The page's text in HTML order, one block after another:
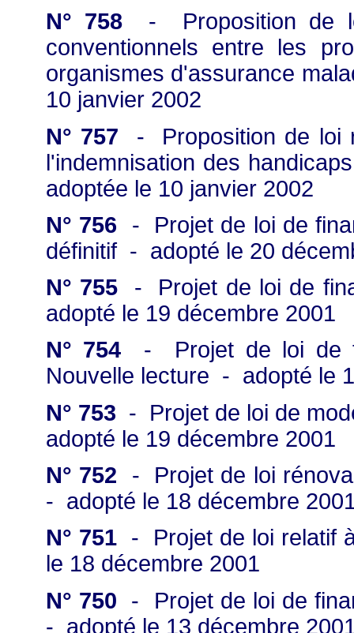
N° 758 - Proposition de
conventionnels entre les
organismes d'assurance
10 janvier 2002
N° 757 - Proposition de loi
l'indemnisation des
adoptée le 10 janvier 2002
N° 756 - Projet de loi de
définitif - adopté le 20
N° 755 - Projet de loi de
adopté le 19 décembre 2001
N° 754 - Projet de loi de
Nouvelle lecture - adopté le
N° 753 - Projet de loi de
adopté le 19 décembre 2001
N° 752
- Projet de loi
- adopté le 18 décembre
N° 751 - Projet de loi relatif
le 18 décembre 2001
N° 750
- Projet de loi de
- adopté le 13 décembre